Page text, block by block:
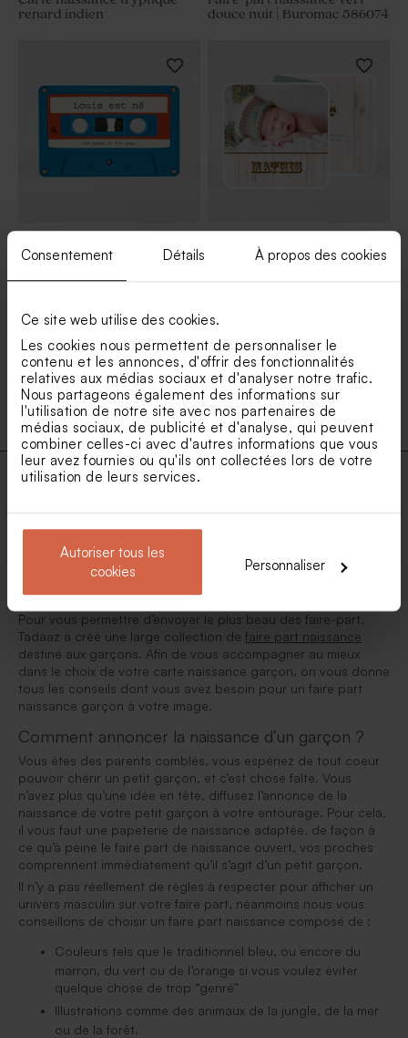
Consentement Détails À propos des cookies
Ce site web utilise des cookies.
Les cookies nous permettent de personnaliser le
contenu et les annonces, d'offrir des fonctionnalités
relatives aux médias sociaux et d'analyser notre trafic.
Nous partageons également des informations sur
l'utilisation de notre site avec nos partenaires de
médias sociaux, de publicité et d'analyse, qui peuvent
combiner celles-ci avec d'autres informations que vous
leur avez fournies ou qu'ils ont collectées lors de votre
utilisation de leurs services.
Autoriser tous les
cookies
Personnaliser
renard indien
douce nuit | Buromac 586074
cassette bleue
triptyque effet bois
1 ...
10 11
Faire part naissance garçon
Toutes nos félicitations, c’est un garçon ! Votre petit prince
vient de pointer le bout de son nez, il est temps de l’annoncer
à votre entourage avec un faire part naissance garçon !
Pour vous permettre d’envoyer le plus beau des faire-part,
Tadaaz a créé une large collection de faire part naissance
destiné aux garçons. Afin de vous accompagner au mieux
dans le choix de votre carte naissance garçon, on vous donne
tous les conseils dont vous avez besoin pour un faire part
naissance garçon à votre image.
Comment annoncer la naissance d’un garçon ?
Vous êtes des parents comblés, vous espériez de tout coeur
pouvoir chérir un petit garçon, et c’est chose faîte. Vous
n’avez plus qu’une idée en tête, diffusez l’annonce de la
naissance de votre petit garçon à votre entourage. Pour cela,
il vous faut une papeterie de naissance adaptée, de façon à
ce qu’à peine le faire part de naissance ouvert, vos proches
comprennent immédiatement qu’il s’agit d’un petit garçon.
Il n’y a pas réellement de règles à respecter pour afficher un
univers masculin sur votre faire part, néanmoins nous vous
conseillons de choisir un faire part naissance composé de :
Couleurs tels que le traditionnel bleu, ou encore du
marron, du vert ou de l’orange si vous voulez éviter
quelque chose de trop “genré”
Illustrations comme des animaux de la jungle, de la mer
ou de la forêt.